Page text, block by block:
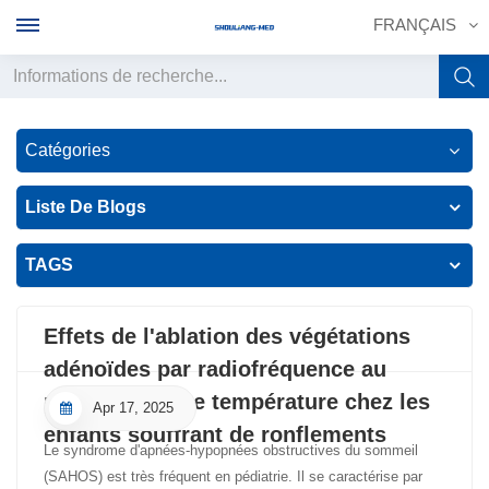
FRANÇAIS
English
français
Deutsch
italiano
español
中文
Catégories
Liste De Blogs
TAGS
Effets de l'ablation des végétations
adénoïdes par radiofréquence au
plasma à basse température chez les
enfants souffrant de ronflements
Apr 17, 2025
Le syndrome d'apnées-hypopnées obstructives du sommeil
(SAHOS) est très fréquent en pédiatrie. Il se caractérise par